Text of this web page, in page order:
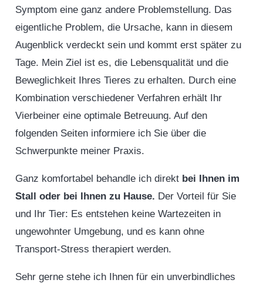
Symptom eine ganz andere Problemstellung. Das
eigentliche Problem, die Ursache, kann in diesem
Augenblick verdeckt sein und kommt erst später zu
Tage. Mein Ziel ist es, die Lebensqualität und die
Beweglichkeit Ihres Tieres zu erhalten. Durch eine
Kombination verschiedener Verfahren erhält Ihr
Vierbeiner eine optimale Betreuung. Auf den
folgenden Seiten informiere ich Sie über die
Schwerpunkte meiner Praxis.
Ganz komfortabel behandle ich direkt bei Ihnen im
Stall oder bei Ihnen zu Hause. Der Vorteil für Sie
und Ihr Tier: Es entstehen keine Wartezeiten in
ungewohnter Umgebung, und es kann ohne
Transport-Stress therapiert werden.
Sehr gerne stehe ich Ihnen für ein unverbindliches